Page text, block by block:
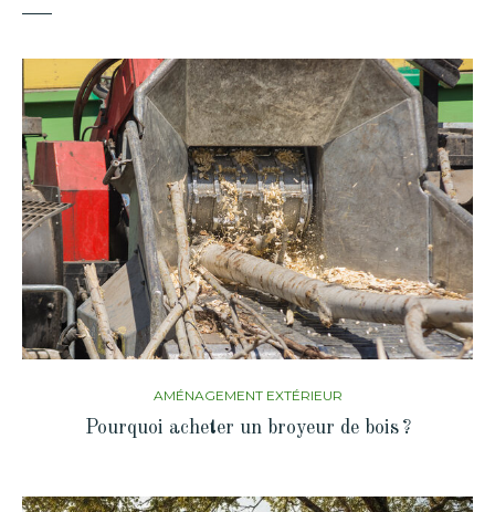
AMÉNAGEMENT EXTÉRIEUR
Pourquoi acheter un broyeur de bois ?